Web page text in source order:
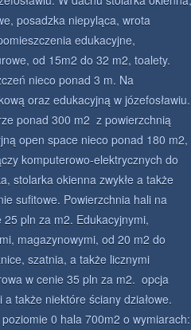
posadzka niepyląca, wrota
edukacyjne,
od 15m2 do 32 m2, toalety.
nieco ponad 3 m. Na
oraz edukacyjną w józefosławiu.
ponad 300 m2 z powierzchnią
open space nieco ponad 180 m2,
komputerowo-elektrycznych do
stolarka okienna zwykłe a także
sufitowe. Powierzchnia hali na
pln za m2. Edukacyjnymi,
magazynowymi, od 20 m2 do
szatnia, a także licznymi
w cenie 35 pln za m2. opcja
także niektóre ściany działowe.
0 hala 700m2 o wymiarach: